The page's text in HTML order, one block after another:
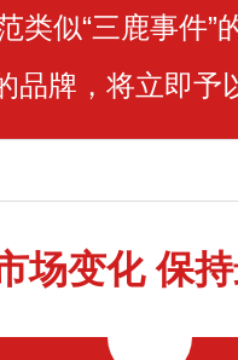
类似“三鹿事件”
品牌，将立即予
场变化 保